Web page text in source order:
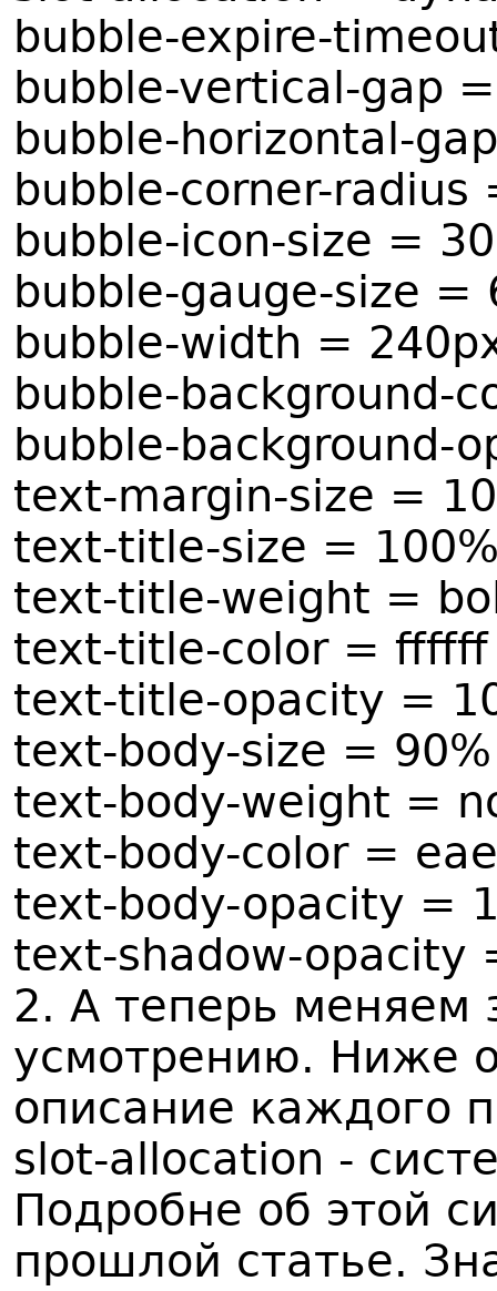
bubble-expire-
bubble-vertical-gap
bubble-horizontal-
bubble-corner-radius
bubble-icon-size =
bubble-gauge-size =
bubble-width =
bubble-background-
bubble-background-
text-margin-size =
text-title-size =
text-title-weight =
text-title-color = ffffff
text-title-opacity =
text-body-size = 90%
text-body-weight =
text-body-color =
text-body-opacity =
text-shadow-opacity
2. А теперь меняем
усмотрению. Ниже
описание каждого
slot-allocation -
Подробне об этой
прошлой статье.